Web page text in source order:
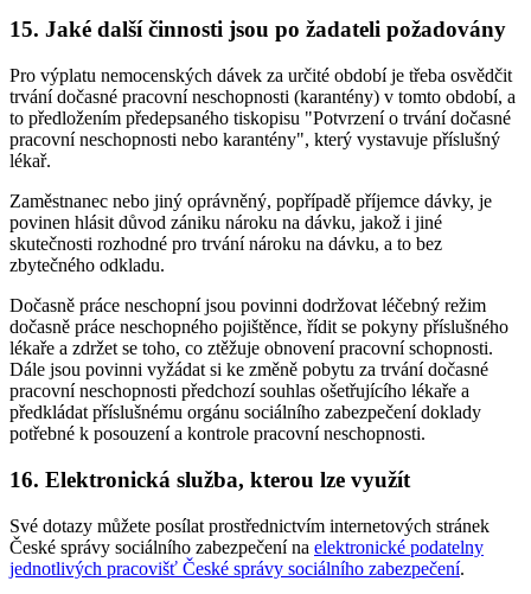
15. Jaké další činnosti jsou po žadateli požadovány
Pro výplatu nemocenských dávek za určité období je třeba osvědčit
trvání dočasné pracovní neschopnosti (karantény) v tomto období, a
to předložením předepsaného tiskopisu "Potvrzení o trvání dočasné
pracovní neschopnosti nebo karantény", který vystavuje příslušný
lékař.
Zaměstnanec nebo jiný oprávněný, popřípadě příjemce dávky, je
povinen hlásit důvod zániku nároku na dávku, jakož i jiné
skutečnosti rozhodné pro trvání nároku na dávku, a to bez
zbytečného odkladu.
Dočasně práce neschopní jsou povinni dodržovat léčebný režim
dočasně práce neschopného pojištěnce, řídit se pokyny příslušného
lékaře a zdržet se toho, co ztěžuje obnovení pracovní schopnosti.
Dále jsou povinni vyžádat si ke změně pobytu za trvání dočasné
pracovní neschopnosti předchozí souhlas ošetřujícího lékaře a
předkládat příslušnému orgánu sociálního zabezpečení doklady
potřebné k posouzení a kontrole pracovní neschopnosti.
16. Elektronická služba, kterou lze využít
Své dotazy můžete posílat prostřednictvím internetových stránek
České správy sociálního zabezpečení na elektronické podatelny
jednotlivých pracovišť České správy sociálního zabezpečení.